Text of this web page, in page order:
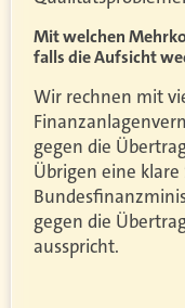
Mit welchen
falls die Aufsicht
Wir rechnen mit
gegen die
Übrigen eine
gegen die
ausspricht.